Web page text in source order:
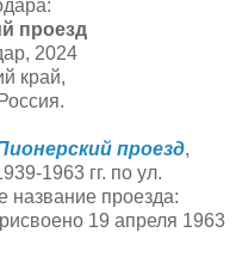
проезд
2024
край,
проезд,
1963 гг. по ул.
название проезда:
19 апреля 1963